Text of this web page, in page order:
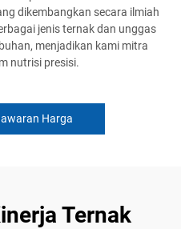
dikembangkan secara ilmiah
jenis ternak dan unggas
menjadikan kami mitra
nutrisi presisi.
Harga
Ternak